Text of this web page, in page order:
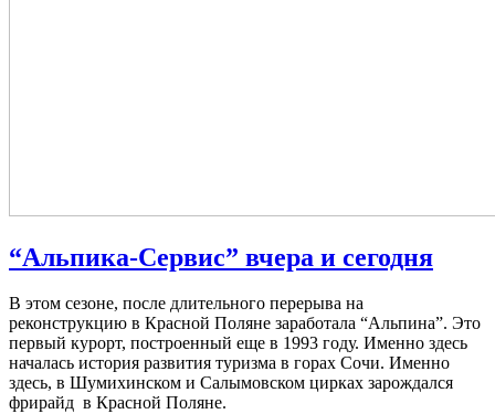
“Альпика-Cервис” вчера и сегодня
В этом сезоне, после длительного перерыва на
реконструкцию в Красной Поляне заработала “Альпина”. Это
первый курорт, построенный еще в 1993 году. Именно здесь
началась история развития туризма в горах Сочи. Именно
здесь, в Шумихинском и Салымовском цирках зарождался
фрирайд в Красной Поляне.